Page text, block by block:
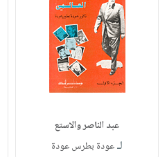
عبد الناصر والاستع
لـعودة بطرس عودة